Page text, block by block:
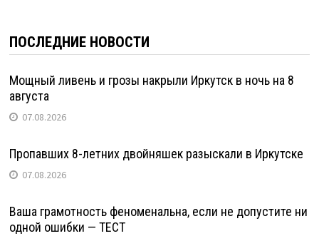
ПОСЛЕДНИЕ НОВОСТИ
Мощный ливень и грозы накрыли Иркутск в ночь на 8
августа
07.08.2026
Пропавших 8-летних двойняшек разыскали в Иркутске
07.08.2026
Ваша грамотность феноменальна, если не допустите ни
одной ошибки — ТЕСТ